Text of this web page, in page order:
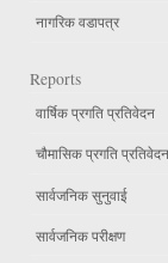
नागरिक वडापत्र
Reports
वार्षिक प्रगति प्रतिवेदन
चौमासिक प्रगति प्रतिवेदन
सार्वजनिक सुनुवाई
सार्वजनिक परीक्षण